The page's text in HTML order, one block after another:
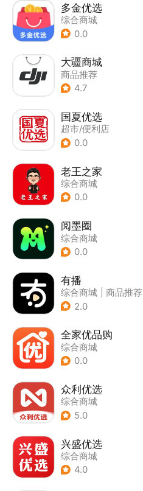
多金优选
综合商城
0.0
大疆商城
商品推荐
4.7
国夏优选
超市/便利店
0.0
老王之家
综合商城
0.0
阅墨圈
综合商城
0.0
有播
综合商城
商品推荐
2.0
全家优品购
综合商城
0.0
众利优选
综合商城
5.0
兴盛优选
综合商城
4.0